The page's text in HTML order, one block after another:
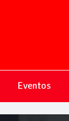
Eventos